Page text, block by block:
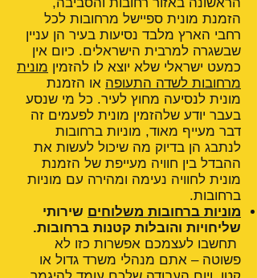
הזמנת מונית ספיישל מרחובות לכל
רחבי הארץ מלבד נסיעות בעיר הן עניין
שבשגרה למרבית הישראלים. כיום אין
כמעט ישראלי שלא יוצא לו להזמין מונית
מרחובות לשדה התעופה או הזמנת
מונית לנסיעה מחוץ לעיר. כל מי שנסע
בעבר יודע שלהזמין מונית לפעמים זה
דבר מעייף מאוד, מוניות ברחובות
לנתבג הן בדיוק מה שיכול לעשות את
ההבדל בין חוויה מעייפת של הזמנת
מונית לחוויה נעימה ומהירה עם מוניות
ברחובות.
מוניות ברחובות משלוחים שירותי
שליחויות והובלות קטנות ברחובות.
תחשבו לעצמכם אפשרות כזו לא
פשוטה – אתם מנהלי משרד גדול או